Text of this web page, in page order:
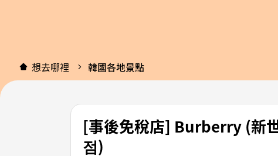
想去哪裡 韓國各地景點
[事後免稅店] Burberry (新
점)